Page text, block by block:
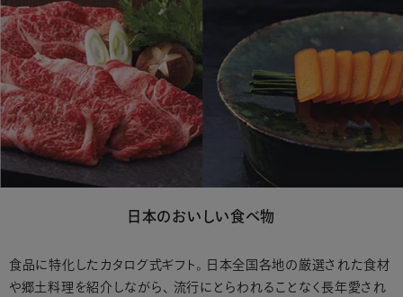
日本のおいしい食べ物
食品に特化したカタログ式ギフト。 日本全国各地の厳選された食材
や郷土料理を紹介しながら、 流行にとらわれることなく長年愛され